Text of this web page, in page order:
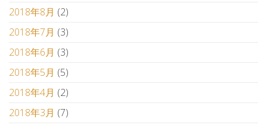
2018年8月 (2)
2018年7月 (3)
2018年6月 (3)
2018年5月 (5)
2018年4月 (2)
2018年3月 (7)